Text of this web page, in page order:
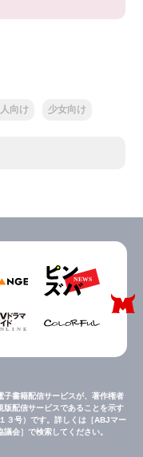
向け 少女向け
子書籍配信サービスが、著作権者
版配信サービスであることを示す
３号）です。詳しくは［ABJマー
会］で検索してください。